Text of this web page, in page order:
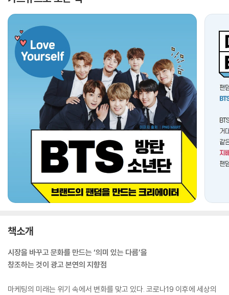
책소개
시장을 바꾸고 문화를 만드는 ‘의미 있는 다름’을
창조하는 것이 광고 본연의 지향점
마케팅의 미래는 위기 속에서 변화를 맞고 있다. 코로나19 이후에 세상의